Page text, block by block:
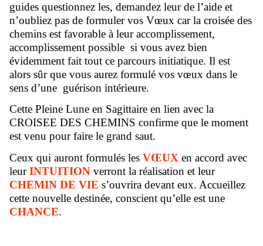
guides questionnez les, demandez leur de l’aide et
n’oubliez pas de formuler vos Vœux car la croisée des
chemins est favorable à leur accomplissement,
accomplissement possible si vous avez bien
évidemment fait tout ce parcours initiatique. Il est
alors sûr que vous aurez formulé vos vœux dans le
sens d’une guérison intérieure.
Cette Pleine Lune en Sagittaire en lien avec la
CROISEE DES CHEMINS confirme que le moment
est venu pour faire le grand saut.
Ceux qui auront formulés les VŒUX en accord avec
leur INTUITION verront la réalisation et leur
CHEMIN DE VIE s’ouvrira devant eux. Accueillez
cette nouvelle destinée, conscient qu’elle est une
CHANCE.